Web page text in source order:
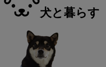
犬と暮らす